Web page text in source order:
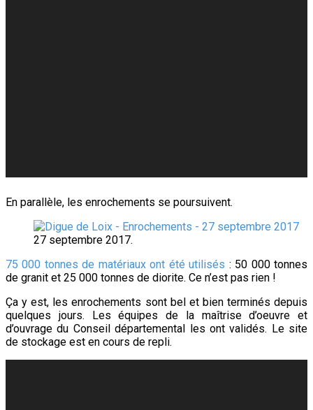
En parallèle, les enrochements se poursuivent.
27 septembre 2017.
75 000 tonnes de matériaux ont été utilisés : 50 000 tonnes
de granit et 25 000 tonnes de diorite. Ce n’est pas rien !
Ça y est, les enrochements sont bel et bien terminés depuis
quelques jours. Les équipes de la maîtrise d’oeuvre et
d’ouvrage du Conseil départemental les ont validés. Le site
de stockage est en cours de repli.